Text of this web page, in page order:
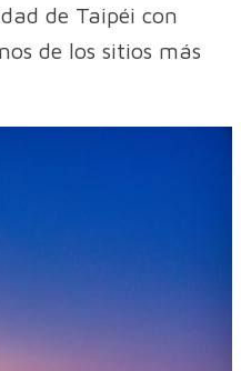
de Taipéi con
de los sitios más